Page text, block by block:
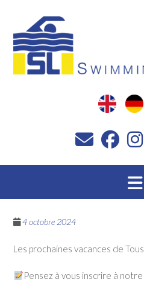
contenu
4 octobre 2024
Les prochaines vacances de
Pensez à vous inscrire à